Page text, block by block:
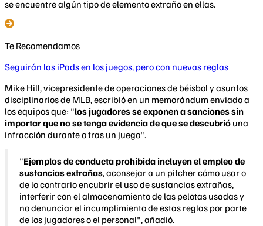
se encuentre algún tipo de elemento extraño en ellas.
Te Recomendamos
Seguirán las iPads en los juegos, pero con nuevas reglas
Mike Hill, vicepresidente de operaciones de béisbol y asuntos
disciplinarios de MLB, escribió en un memorándum enviado a
los equipos que: "los jugadores se exponen a sanciones sin
importar que no se tenga evidencia de que se descubrió una
infracción durante o tras un juego".
"Ejemplos de conducta prohibida incluyen el empleo de
sustancias extrañas, aconsejar a un pitcher cómo usar o
de lo contrario encubrir el uso de sustancias extrañas,
interferir con el almacenamiento de las pelotas usadas y
no denunciar el incumplimiento de estas reglas por parte
de los jugadores o el personal", añadió.